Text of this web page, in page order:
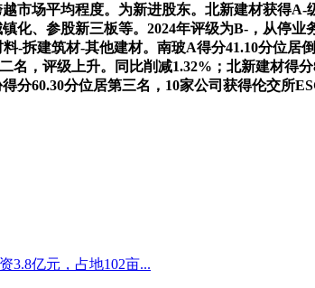
场平均程度。为新进股东。北新建材获得A-
、参股新三板等。2024年评级为B-，从停
-拆建筑材-其他建材。南玻A得分41.10分位居
，评级上升。同比削减1.32%；北新建材得
60.30分位居第三名，10家公司获得伦交所
3.8亿元，占地102亩...